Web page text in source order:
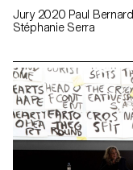
Jury 2020 Paul Bernard
Stéphanie Serra